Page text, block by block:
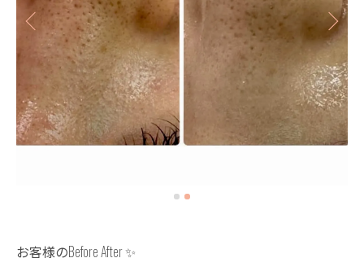
お客様のBefore After ✨